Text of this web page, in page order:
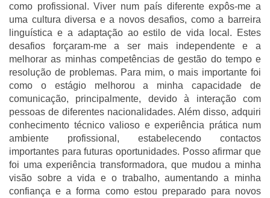
como profissional. Viver num país diferente expôs-me a
uma cultura diversa e a novos desafios, como a barreira
linguística e a adaptação ao estilo de vida local. Estes
desafios forçaram-me a ser mais independente e a
melhorar as minhas competências de gestão do tempo e
resolução de problemas. Para mim, o mais importante foi
como o estágio melhorou a minha capacidade de
comunicação, principalmente, devido à interação com
pessoas de diferentes nacionalidades. Além disso, adquiri
conhecimento técnico valioso e experiência prática num
ambiente profissional, estabelecendo contactos
importantes para futuras oportunidades. Posso afirmar que
foi uma experiência transformadora, que mudou a minha
visão sobre a vida e o trabalho, aumentando a minha
confiança e a forma como estou preparado para novos